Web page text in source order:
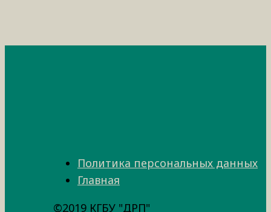
Политика персональных данных
Главная
©2019 КГБУ "ДРП"